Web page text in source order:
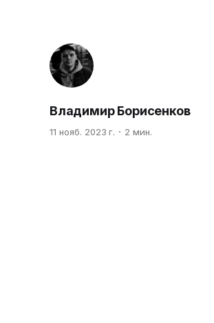
Владимир Борисенков
11 нояб. 2023 г. 2 мин.